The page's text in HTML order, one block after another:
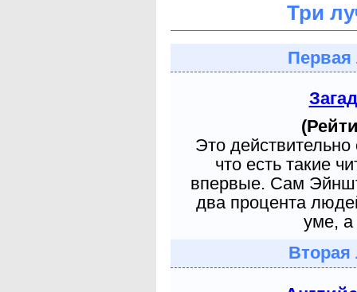
Три
Первая
Это
что есть такие
впервые. Сам
два процента
уме, а
Вторая